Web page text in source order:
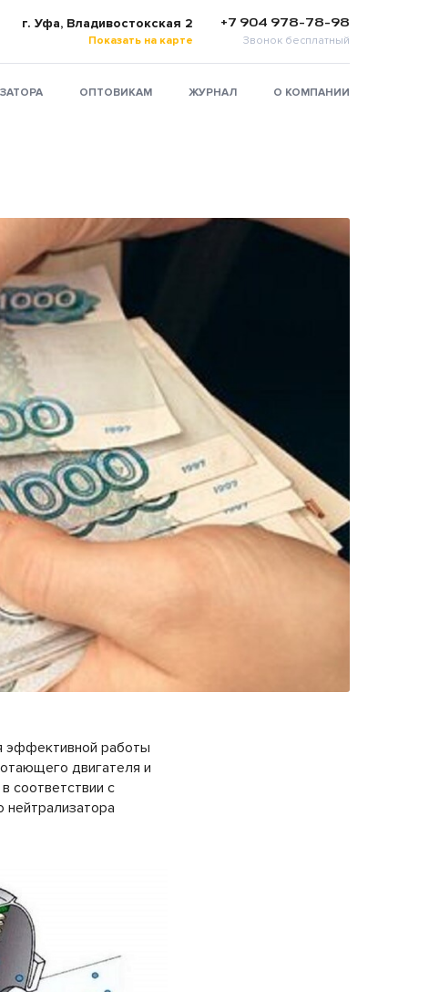
г. Уфа, Владивостокская 2
Показать на карте
+7 904 978-78-98
Звонок бесплатный
ОПТОВИКАМ ЖУРНАЛ О КОМПАНИИ
эффективной работы
двигателя и
соответствии с
нейтрализатора